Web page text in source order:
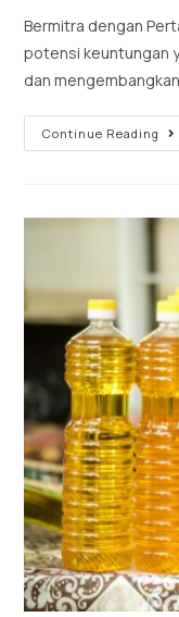
Bermitra dengan
potensi keuntungan
dan
Continue Reading